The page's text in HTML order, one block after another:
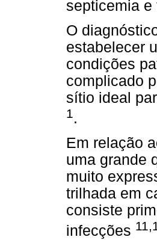
septicemia e
O
estabelecer
condições
complicado
sítio ideal
1.
Em relação
uma grande
muito
trilhada em
consiste
infecções